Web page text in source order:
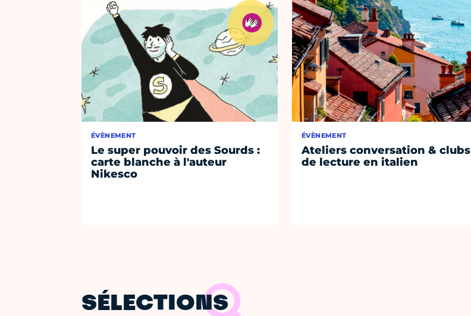
ÉVÈNEMENT
Le super pouvoir des Sourds :
carte blanche à l'auteur
Nikesco
ÉVÈNEMENT
Ateliers conversation & clubs
de lecture en italien
SÉLECTIONS